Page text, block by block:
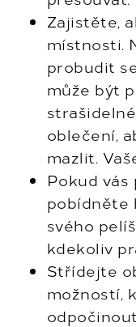
Zajistěte,
místnosti.
probudit
může být
oblečení,
mazlit.
Pokud vás
pobídněte
svého
kdekoliv
Střídejte
možností,